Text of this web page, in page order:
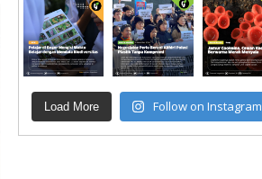
Load More Follow on Instagram